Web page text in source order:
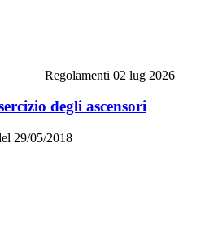
Regolamenti 02 lug 2026
degli ascensori
29/05/2018